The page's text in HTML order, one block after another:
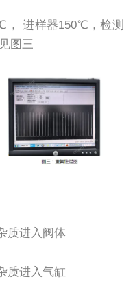
， 进样器150℃，检测
图三
质进入阀体
质进入气缸